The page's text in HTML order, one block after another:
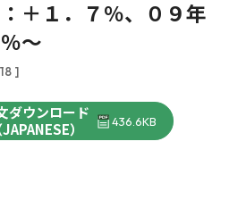
＋１．７％、０９年
～
]
ダウンロード
JAPANESE）
436.6KB